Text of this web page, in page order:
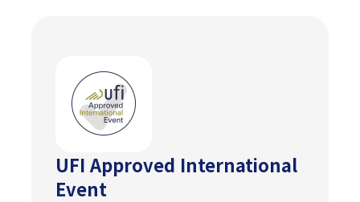
UFI Approved International
Event